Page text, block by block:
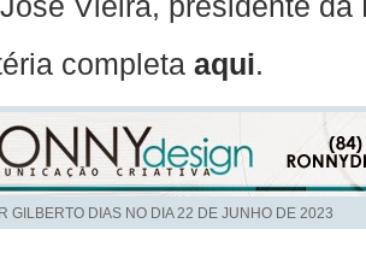
completa aqui.
GILBERTO DIAS NO DIA22 DE JUNHO DE 2023